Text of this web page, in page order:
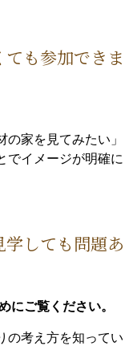
も参加できま
の家を見てみたい」
でイメージが明確に
しても問題あ
にご覧ください。
の考え方を知ってい